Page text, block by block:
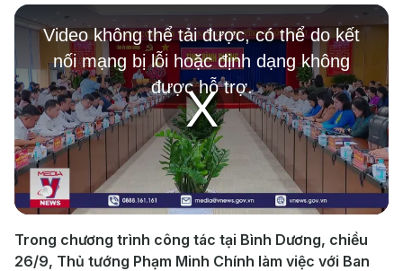
Play
Video
This
is
window.
Video không thể tải được, có thể do kết
nối mạng bị lỗi hoặc định dạng không
được hỗ trợ.
Trong chương trình công tác tại Bình Dương, chiều
26/9, Thủ tướng Phạm Minh Chính làm việc với Ban